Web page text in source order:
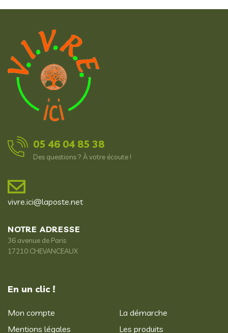
05 46 04 85 38
Des questions ? À votre écoute !
vivre.ici@laposte.net
NOTRE ADRESSE
36 avenue de Paris
17210 CHEVANCEAUX
En un clic !
Mon compte
Mentions légales
La démarche
Les produits